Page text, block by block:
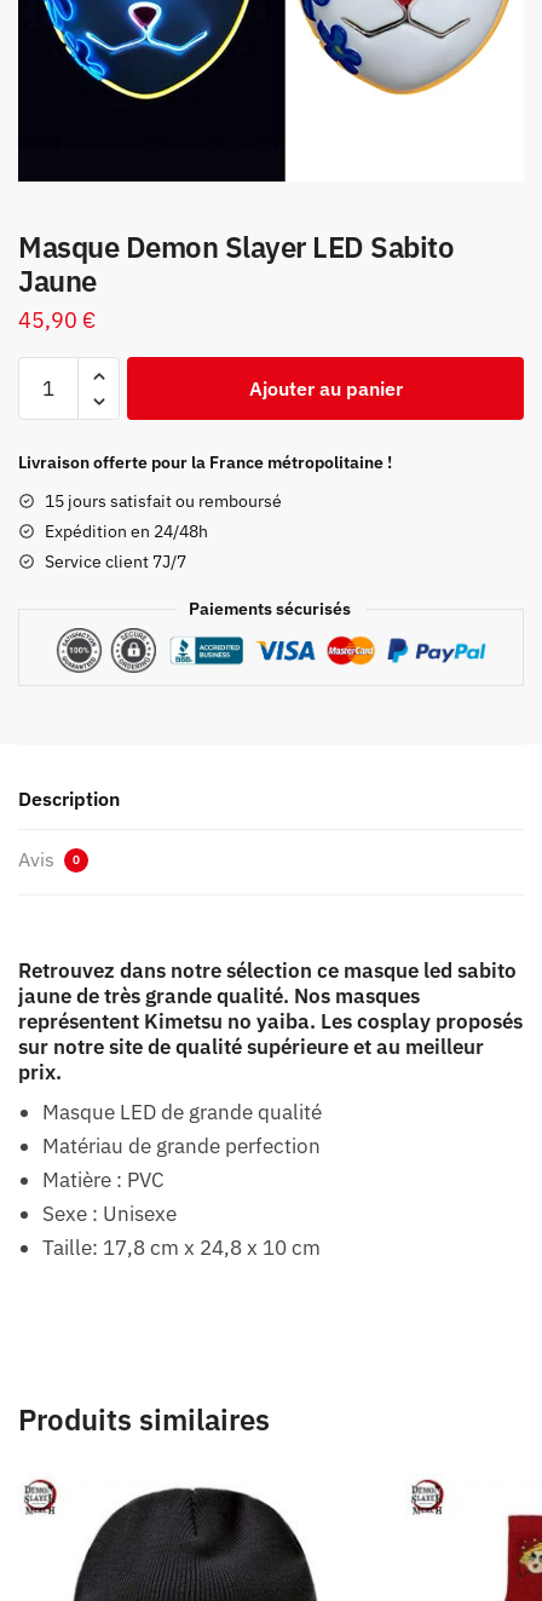
Masque Demon Slayer LED Sabito
Jaune
45,90 €
Demon
LED
Sabito
Jaune
Ajouter au panier
Livraison offerte pour la France métropolitaine !
15 jours satisfait ou remboursé
Expédition en 24/48h
Service client 7J/7
Paiements sécurisés
Description
Avis 0
Retrouvez dans notre sélection ce masque led sabito
jaune de très grande qualité. Nos masques
représentent Kimetsu no yaiba. Les cosplay proposés
sur notre site de qualité supérieure et au meilleur
prix.
Masque LED de grande qualité
Matériau de grande perfection
Matière : PVC
Sexe : Unisexe
Taille: 17,8 cm x 24,8 x 10 cm
Produits similaires